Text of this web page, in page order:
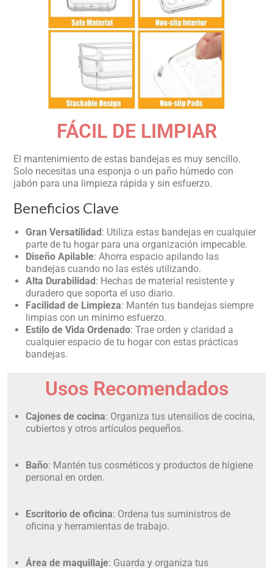
FÁCIL DE LIMPIAR
El mantenimiento de estas bandejas es muy sencillo.
Solo necesitas una esponja o un paño húmedo con
jabón para una limpieza rápida y sin esfuerzo.
Beneficios Clave
Gran Versatilidad: Utiliza estas bandejas en cualquier
parte de tu hogar para una organización impecable.
Diseño Apilable: Ahorra espacio apilando las
bandejas cuando no las estés utilizando.
Alta Durabilidad: Hechas de material resistente y
duradero que soporta el uso diario.
Facilidad de Limpieza: Mantén tus bandejas siempre
limpias con un mínimo esfuerzo.
Estilo de Vida Ordenado: Trae orden y claridad a
cualquier espacio de tu hogar con estas prácticas
bandejas.
Usos Recomendados
Cajones de cocina: Organiza tus utensilios de cocina,
cubiertos y otros artículos pequeños.
Baño: Mantén tus cosméticos y productos de higiene
personal en orden.
Escritorio de oficina: Ordena tus suministros de
oficina y herramientas de trabajo.
Área de maquillaje: Guarda y organiza tus